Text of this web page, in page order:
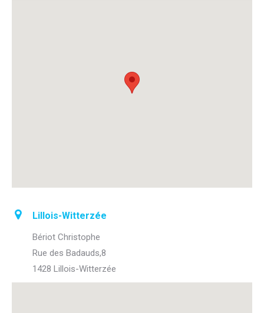
Lillois-Witterzée
Bériot Christophe
Rue des Badauds,8
1428 Lillois-Witterzée